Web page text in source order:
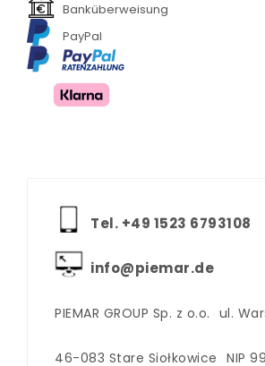
Banküberweisung
PayPal
Tel. +‪49 1523 6793108
info@piemar.de
PIEMAR GROUP Sp. z o.o. ul.
46-083 Stare Siołkowice NIP